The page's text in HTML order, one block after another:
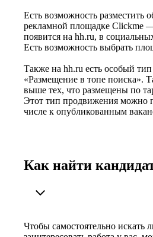
Есть возможность разместить
рекламной площадке Clickme
появится на hh.ru, в
Есть возможность выбрать
Также на hh.ru есть особый
«Размещение в топе поиска».
выше тех, что размещены по
Этот тип продвижения можно
числе к опубликованным
Как найти
Чтобы самостоятельно искать